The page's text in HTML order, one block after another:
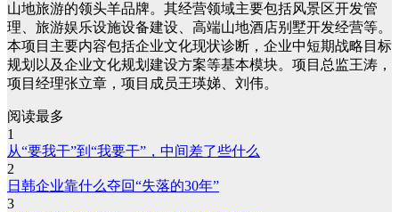
山地旅游的领头羊品牌。其经营领域主要包括风景区开发管
理、旅游娱乐设施设备建设、高端山地酒店别墅开发经营等。
本项目主要内容包括企业文化现状诊断，企业中短期战略目标
规划以及企业文化规划建设方案等基本模块。项目总监王涛，
项目经理张立章，项目成员王瑛娣、刘伟。
阅读最多
1
从“要我干”到“我要干”，中间差了些什么
2
日韩企业靠什么夺回“失落的30年”
3